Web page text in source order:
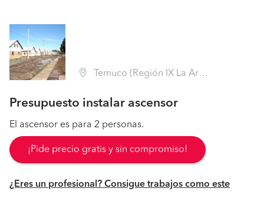
Temuco (Región IX La Araucanía - Cautín)
Presupuesto instalar ascensor
El ascensor es para 2 personas.
¡Pide precio gratis y sin compromiso!
¿Eres un profesional? Consigue trabajos como este